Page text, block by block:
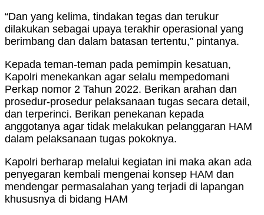
“Dan yang kelima, tindakan tegas dan terukur
dilakukan sebagai upaya terakhir operasional yang
berimbang dan dalam batasan tertentu,” pintanya.
Kepada teman-teman pada pemimpin kesatuan,
Kapolri menekankan agar selalu mempedomani
Perkap nomor 2 Tahun 2022. Berikan arahan dan
prosedur-prosedur pelaksanaan tugas secara detail,
dan terperinci. Berikan penekanan kepada
anggotanya agar tidak melakukan pelanggaran HAM
dalam pelaksanaan tugas pokoknya.
Kapolri berharap melalui kegiatan ini maka akan ada
penyegaran kembali mengenai konsep HAM dan
mendengar permasalahan yang terjadi di lapangan
khususnya di bidang HAM